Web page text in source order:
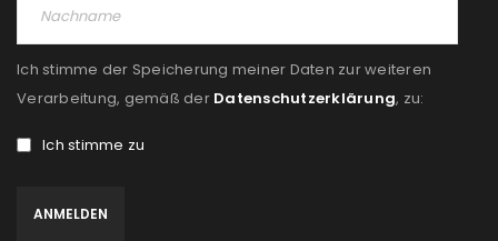
Ich stimme der Speicherung meiner Daten zur weiteren
Verarbeitung, gemäß der Datenschutzerklärung, zu:
Ich stimme zu